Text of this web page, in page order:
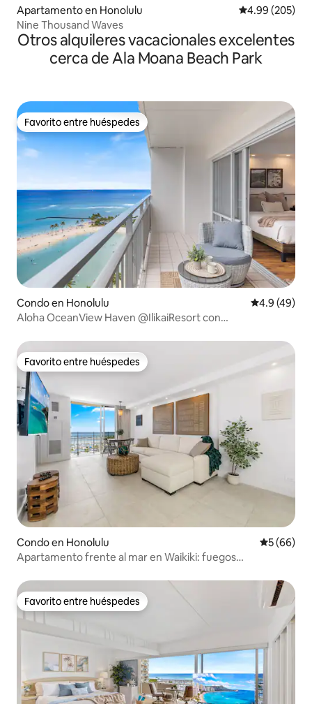
Apartamento en Honolulu Calificación
4.99 (205)
Nine Thousand Waves
Otros alquileres vacacionales excelentes
cerca de Ala Moana Beach Park
Favorito entre huéspedes
Favorito entre huéspedes
Condo en Honolulu Calificación
4.9 (49)
Aloha OceanView Haven @IlikaiResort con
Favorito entre huéspedes
Favorito entre huéspedes
Condo en Honolulu
5 (66)
Apartamento frente al mar en Waikiki: fuegos
Favorito entre huéspedes
Favorito entre huéspedes